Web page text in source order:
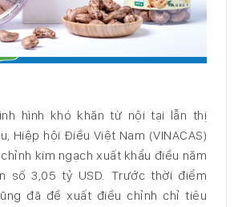
hình khó khăn từ nội tại lẫn thị
Hiệp hội Điều Việt Nam (VINACAS)
kim ngạch xuất khẩu điều năm
số 3,05 tỷ USD. Trước thời điểm
đã đề xuất điều chỉnh chỉ tiêu